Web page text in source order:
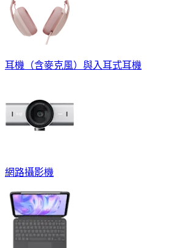
耳機（含麥克風）與入耳式耳機
網路攝影機